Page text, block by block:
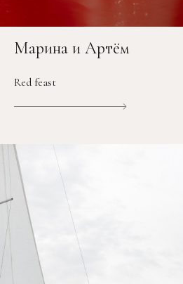
Марина и Артём
Red feast